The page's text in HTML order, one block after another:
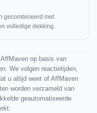
gecombineerd met
volledige dekking.
op basis van
We volgen reactietijden,
u altijd weet of AffMaven
worden verzameld van
geautomatiseerde